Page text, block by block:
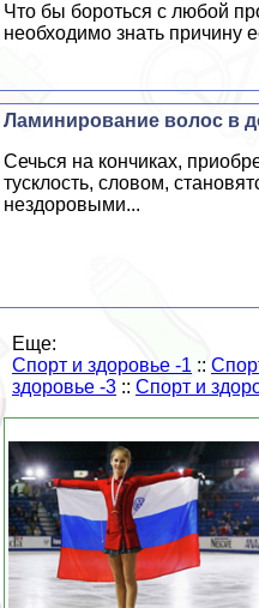
Что бы бороться с любой
необходимо знать причину
Ламинирование волос в
Сечься на кончиках,
тусклость, словом,
нездоровыми...
Еще:
Спорт и здоровье -1 ::
здоровье -3 :: Спорт и